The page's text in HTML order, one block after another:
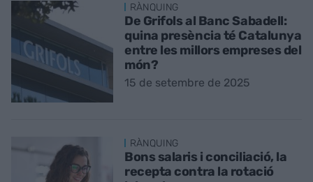
RÀNQUING
De Grifols al Banc Sabadell:
quina presència té Catalunya
entre les millors empreses del
món?
15 de setembre de 2025
RÀNQUING
Bons salaris i conciliació, la
recepta contra la rotació